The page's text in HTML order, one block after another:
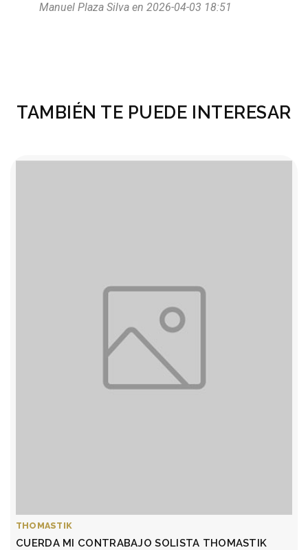
Manuel Plaza Silva en 2026-04-03 18:51
TAMBIÉN TE PUEDE INTERESAR
THOMASTIK
CUERDA MI CONTRABAJO SOLISTA THOMASTIK